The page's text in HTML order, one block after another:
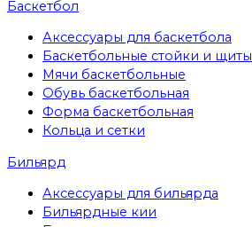
Баскетбол
Аксессуары для баскетбола
Баскетбольные стойки и щиты
Мячи баскетбольные
Обувь баскетбольная
Форма баскетбольная
Кольца и сетки
Бильярд
Аксессуары для бильярда
Бильярдные кии